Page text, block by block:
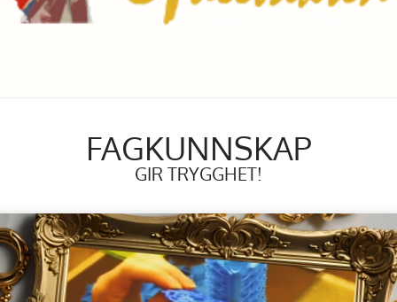
FAGKUNNSKAP
GIR TRYGGHET!